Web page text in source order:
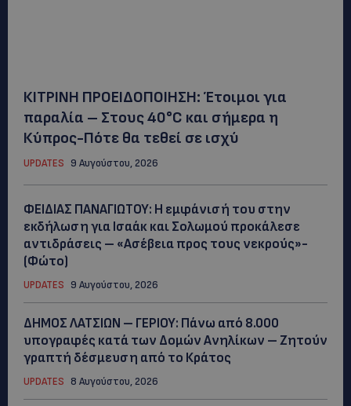
ΚΙΤΡΙΝΗ ΠΡΟΕΙΔΟΠΟΙΗΣΗ: Έτοιμοι για
παραλία – Στους 40°C και σήμερα η
Κύπρος-Πότε θα τεθεί σε ισχύ
UPDATES 9 Αυγούστου, 2026
ΦΕΙΔΙΑΣ ΠΑΝΑΓΙΩΤΟΥ: Η εμφάνισή του στην
εκδήλωση για Ισαάκ και Σολωμού προκάλεσε
αντιδράσεις – «Ασέβεια προς τους νεκρούς»-
(Φώτο)
UPDATES 9 Αυγούστου, 2026
ΔΗΜΟΣ ΛΑΤΣΙΩΝ – ΓΕΡΙΟΥ: Πάνω από 8.000
υπογραφές κατά των Δομών Ανηλίκων – Ζητούν
γραπτή δέσμευση από το Κράτος
UPDATES 8 Αυγούστου, 2026